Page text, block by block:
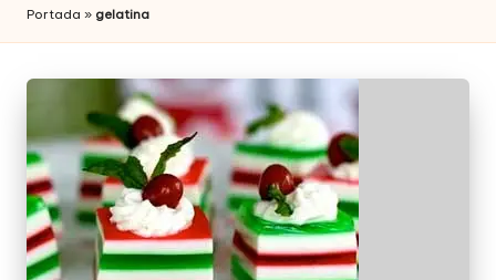
Portada » gelatina